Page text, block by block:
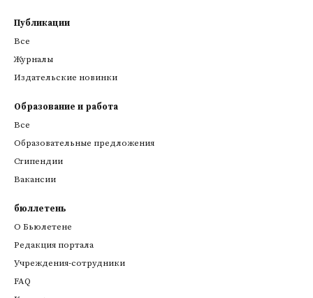
Публикации
Все
Журналы
Издательские новинки
Образование и работа
Все
Образовательные предложения
Стипендии
Вакансии
бюллетень
О Бьюлетене
Редакция портала
Учреждения-сотрудники
FAQ